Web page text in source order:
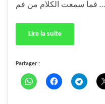
فما سمعت الكلام من فم …
Lire la suite
Partager :